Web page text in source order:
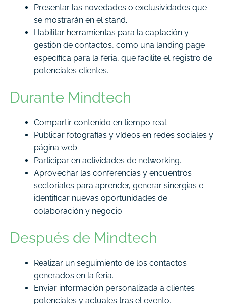
Presentar las novedades o exclusividades que
se mostrarán en el stand.
Habilitar herramientas para la captación y
gestión de contactos, como una landing page
específica para la feria, que facilite el registro de
potenciales clientes.
Durante Mindtech
Compartir contenido en tiempo real.
Publicar fotografías y vídeos en redes sociales y
página web.
Participar en actividades de networking.
Aprovechar las conferencias y encuentros
sectoriales para aprender, generar sinergias e
identificar nuevas oportunidades de
colaboración y negocio.
Después de Mindtech
Realizar un seguimiento de los contactos
generados en la feria.
Enviar información personalizada a clientes
potenciales y actuales tras el evento.